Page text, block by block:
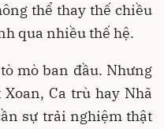
thể thay thế chiều
qua nhiều thế hệ.
mò ban đầu. Nhưng
Ca trù hay Nhã
sự trải nghiệm thật